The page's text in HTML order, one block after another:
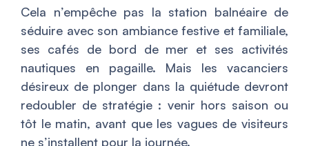
Cela n’empêche pas la station balnéaire de
séduire avec son ambiance festive et familiale,
ses cafés de bord de mer et ses activités
nautiques en pagaille. Mais les vacanciers
désireux de plonger dans la quiétude devront
redoubler de stratégie : venir hors saison ou
tôt le matin, avant que les vagues de visiteurs
ne s’installent pour la journée.